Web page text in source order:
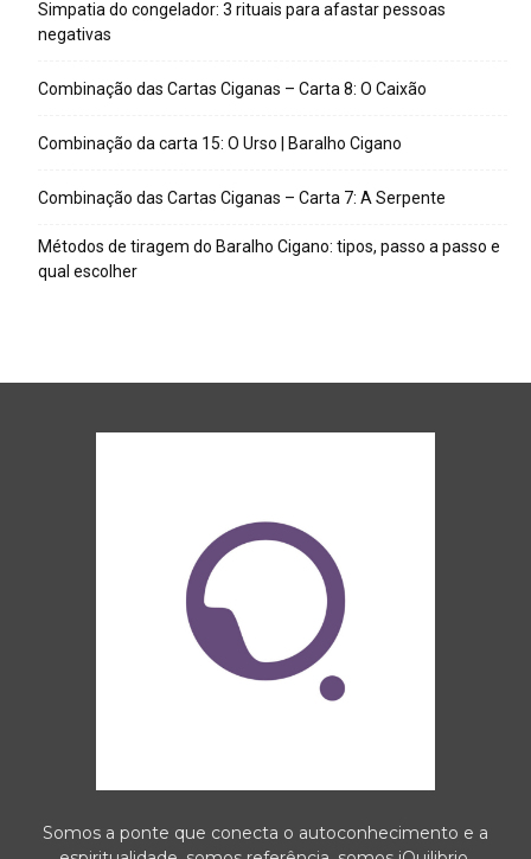
Simpatia do congelador: 3 rituais para afastar pessoas
negativas
Combinação das Cartas Ciganas – Carta 8: O Caixão
Combinação da carta 15: O Urso | Baralho Cigano
Combinação das Cartas Ciganas – Carta 7: A Serpente
Métodos de tiragem do Baralho Cigano: tipos, passo a passo e
qual escolher
Somos a ponte que conecta o autoconhecimento e a